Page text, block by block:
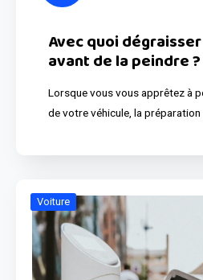
Avec quoi
avant de la peindre ?
Lorsque vous vous apprêtez à
de votre véhicule, la préparation
Voiture